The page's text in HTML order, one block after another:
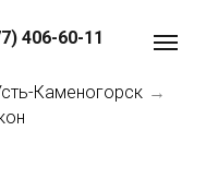
406-60-11
Каменогорск →